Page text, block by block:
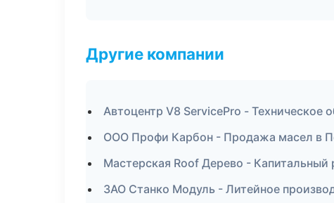
Другие компании
Автоцентр V8 ServicePro - Техническое
ООО Профи Карбон - Продажа масел в
Мастерская Roof Дерево - Капитальный
ЗАО Станко Модуль - Литейное